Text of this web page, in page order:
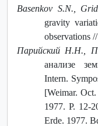
Basenkov S.N.,
gravity
observations
Парийский H.H.,
анализе
Intern.
[Weimar.
1977. P. 12-
Erde. 1977.